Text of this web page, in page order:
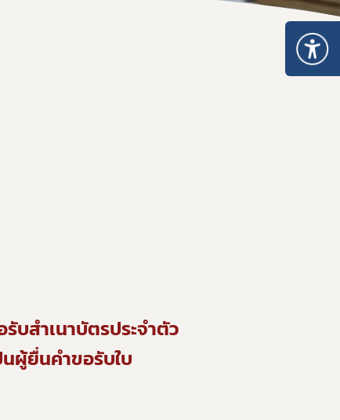
ะทรวงการอนุญาต ยส.5 เฉพาะสารสกัดจากกัญชาหรือกัญชง พ.ศ.
บสำเนาบัตรประจำตัว
ผู้ยื่นคำขอรับใบ